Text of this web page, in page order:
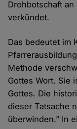
Drohbotschaft
verkündet.
Das bedeutet im
Methode
Gottes Wort. Sie
Gottes. Die
dieser Tatsache
überwinden.” In